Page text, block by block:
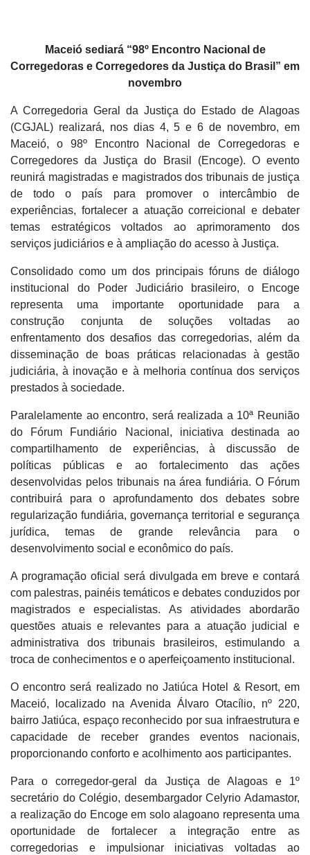
Maceió sediará “98º Encontro Nacional de
Corregedoras e Corregedores da Justiça do Brasil” em
novembro
A Corregedoria Geral da Justiça do Estado de Alagoas
(CGJAL) realizará, nos dias 4, 5 e 6 de novembro, em
Maceió, o 98º Encontro Nacional de Corregedoras e
Corregedores da Justiça do Brasil (Encoge). O evento
reunirá magistradas e magistrados dos tribunais de justiça
de todo o país para promover o intercâmbio de
experiências, fortalecer a atuação correicional e debater
temas estratégicos voltados ao aprimoramento dos
serviços judiciários e à ampliação do acesso à Justiça.
Consolidado como um dos principais fóruns de diálogo
institucional do Poder Judiciário brasileiro, o Encoge
representa uma importante oportunidade para a
construção conjunta de soluções voltadas ao
enfrentamento dos desafios das corregedorias, além da
disseminação de boas práticas relacionadas à gestão
judiciária, à inovação e à melhoria contínua dos serviços
prestados à sociedade.
Paralelamente ao encontro, será realizada a 10ª Reunião
do Fórum Fundiário Nacional, iniciativa destinada ao
compartilhamento de experiências, à discussão de
políticas públicas e ao fortalecimento das ações
desenvolvidas pelos tribunais na área fundiária. O Fórum
contribuirá para o aprofundamento dos debates sobre
regularização fundiária, governança territorial e segurança
jurídica, temas de grande relevância para o
desenvolvimento social e econômico do país.
A programação oficial será divulgada em breve e contará
com palestras, painéis temáticos e debates conduzidos por
magistrados e especialistas. As atividades abordarão
questões atuais e relevantes para a atuação judicial e
administrativa dos tribunais brasileiros, estimulando a
troca de conhecimentos e o aperfeiçoamento institucional.
O encontro será realizado no Jatiúca Hotel & Resort, em
Maceió, localizado na Avenida Álvaro Otacílio, nº 220,
bairro Jatiúca, espaço reconhecido por sua infraestrutura e
capacidade de receber grandes eventos nacionais,
proporcionando conforto e acolhimento aos participantes.
Para o corregedor-geral da Justiça de Alagoas e 1º
secretário do Colégio, desembargador Celyrio Adamastor,
a realização do Encoge em solo alagoano representa uma
oportunidade de fortalecer a integração entre as
corregedorias e impulsionar iniciativas voltadas ao